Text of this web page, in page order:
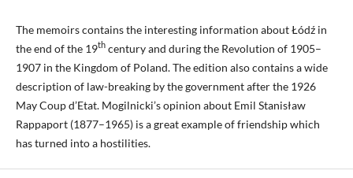
The memoirs contains the interesting information about Łódź in
the end of the 19thcentury and during the Revolution of 1905–
1907 in the Kingdom of Poland. The edition also contains a wide
description of law-breaking by the government after the 1926
May Coup d’Etat. Mogilnicki’s opinion about Emil Stanisław
Rappaport (1877–1965) is a great example of friendship which
has turned into a hostilities.